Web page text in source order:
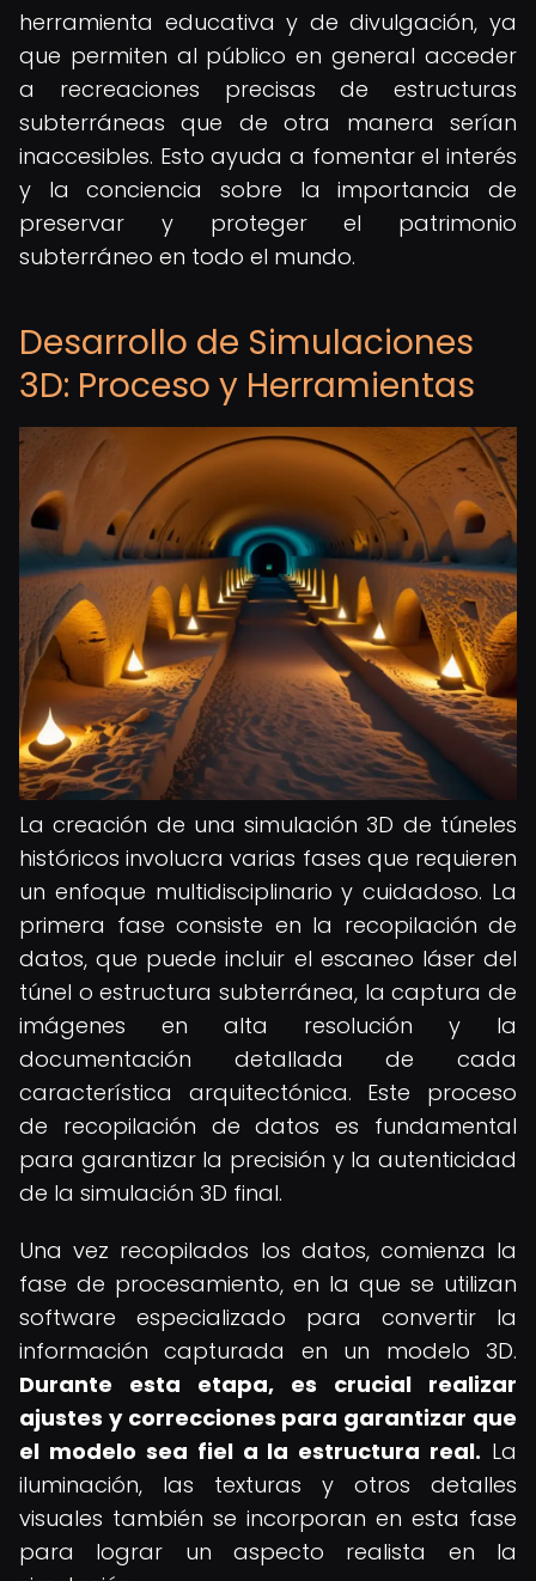
herramienta educativa y de divulgación, ya
que permiten al público en general acceder
a recreaciones precisas de estructuras
subterráneas que de otra manera serían
inaccesibles. Esto ayuda a fomentar el interés
y la conciencia sobre la importancia de
preservar y proteger el patrimonio
subterráneo en todo el mundo.
Desarrollo de Simulaciones
3D: Proceso y Herramientas
La creación de una simulación 3D de túneles
históricos involucra varias fases que requieren
un enfoque multidisciplinario y cuidadoso. La
primera fase consiste en la recopilación de
datos, que puede incluir el escaneo láser del
túnel o estructura subterránea, la captura de
imágenes en alta resolución y la
documentación detallada de cada
característica arquitectónica. Este proceso
de recopilación de datos es fundamental
para garantizar la precisión y la autenticidad
de la simulación 3D final.
Una vez recopilados los datos, comienza la
fase de procesamiento, en la que se utilizan
software especializado para convertir la
información capturada en un modelo 3D.
Durante esta etapa, es crucial realizar
ajustes y correcciones para garantizar que
el modelo sea fiel a la estructura real. La
iluminación, las texturas y otros detalles
visuales también se incorporan en esta fase
para lograr un aspecto realista en la